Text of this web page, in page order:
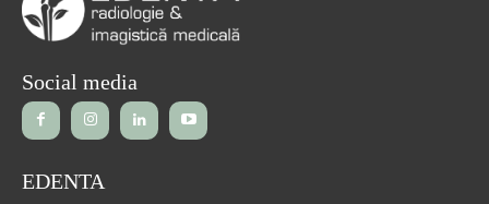
Social media
EDENTA